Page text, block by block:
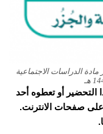
الدراسات الاجتماعية
التحضير أو تعطوه أحد
على صفحات الانترنت.